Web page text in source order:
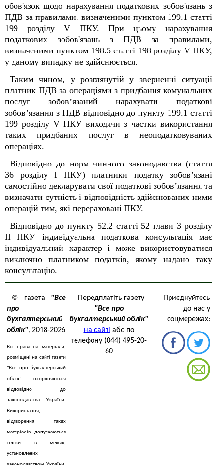
обов'язок щодо нарахування податкових зобов'язань з
ПДВ за правилами, визначеними пунктом 199.1 статті
199 розділу V ПКУ. При цьому нарахування
податкових зобов'язань з ПДВ за правилами,
визначеними пунктом 198.5 статті 198 розділу V ПКУ,
у даному випадку не здійснюється.
Таким чином, у розглянутій у зверненні ситуації
платник ПДВ за операціями з придбання комунальних
послуг зобов’язаний нарахувати податкові
зобов’язання з ПДВ відповідно до пункту 199.1 статті
199 розділу V ПКУ виходячи з частки використання
таких придбаних послуг в неоподатковуваних
операціях.
Відповідно до норм чинного законодавства (стаття
36 розділу І ПКУ) платники податку зобов’язані
самостійно декларувати свої податкові зобов’язання та
визначати сутність і відповідність здійснюваних ними
операцій тим, які перераховані ПКУ.
Відповідно до пункту 52.2 статті 52 глави 3 роздiлу
II ПКУ індивідуальна податкова консультація має
індивідуальний характер і може використовуватися
виключно платником податків, якому надано таку
консультацію.
© газета "Все
про
бухгалтерський
облік", 2018-2026
Всі права на матеріали,
розміщені на сайті газети
"Все про бухгалтерський
облік" охороняються
відповідно до
законодавства України.
Використання,
відтворення таких
матеріалів допускаються
тільки в межах,
установлених
Передплатіть газету
"Все про
бухгалтерський облік"
на сайті або по
телефону (044) 495-20-
60
Приєднуйтесь
до нас у
соцмережах: